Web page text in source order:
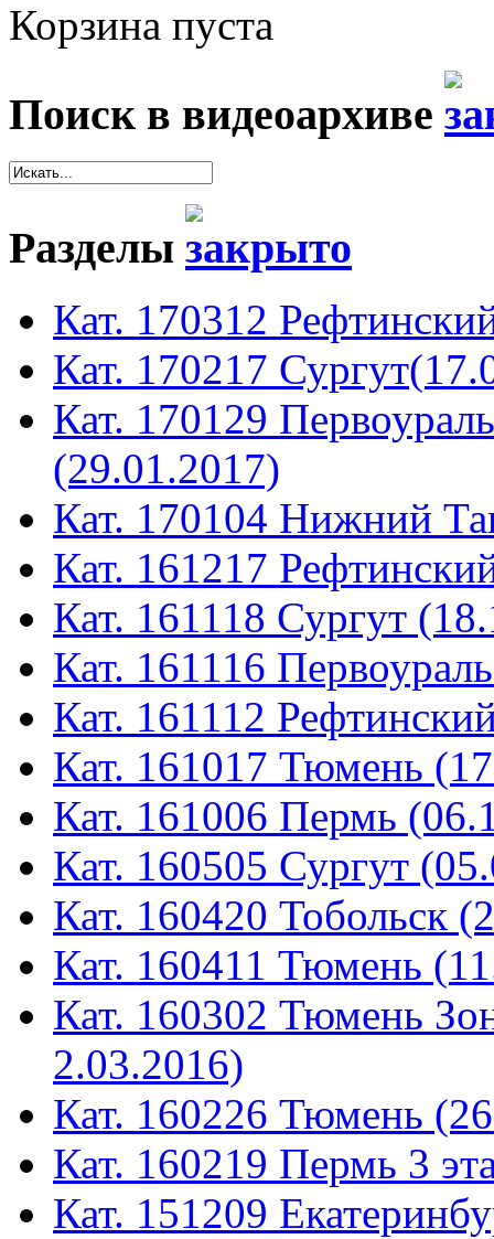
Корзина пуста
Поиск в видеоархиве
Разделы
Кат. 170312
Кат. 170217
Кат. 170129
(29.01.2017)
Кат. 170104 Нижний
Кат. 161217
Кат. 161118 Сургут
Кат. 161116
Кат. 161112
Кат. 161017 Тюмень
Кат. 161006 Пермь
Кат. 160505 Сургут
Кат. 160420 Тобольск
Кат. 160411 Тюмень
Кат. 160302 Тюмень
2.03.2016)
Кат. 160226 Тюмень
Кат. 160219 Пермь 3
Кат. 151209